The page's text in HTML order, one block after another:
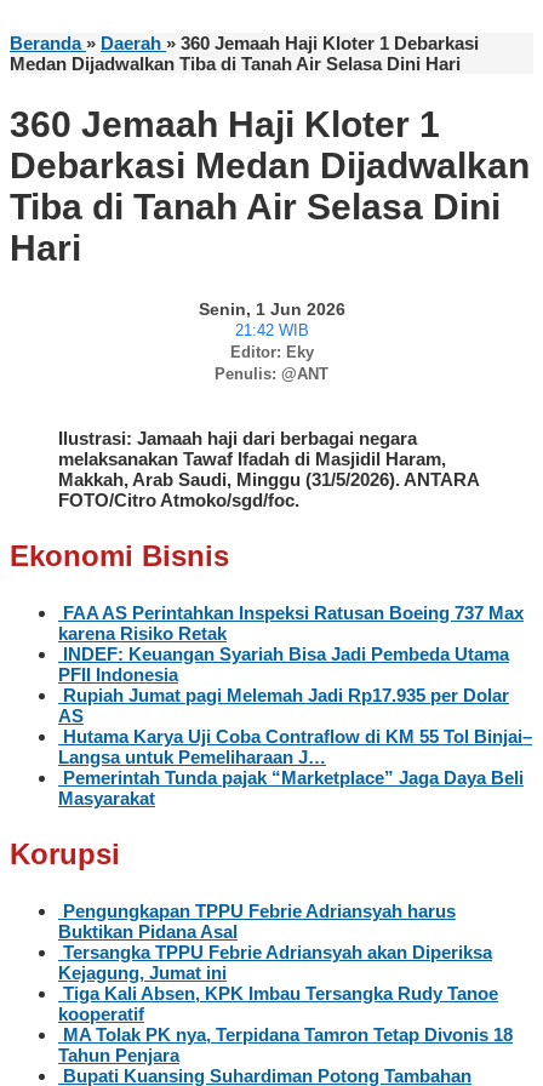
Beranda » Daerah » 360 Jemaah Haji Kloter 1 Debarkasi
Medan Dijadwalkan Tiba di Tanah Air Selasa Dini Hari
360 Jemaah Haji Kloter 1
Debarkasi Medan Dijadwalkan
Tiba di Tanah Air Selasa Dini
Hari
Senin, 1 Jun 2026
21:42 WIB
Editor: Eky
Penulis: @ANT
Ilustrasi: Jamaah haji dari berbagai negara
melaksanakan Tawaf Ifadah di Masjidil Haram,
Makkah, Arab Saudi, Minggu (31/5/2026). ANTARA
FOTO/Citro Atmoko/sgd/foc.
Ekonomi Bisnis
FAA AS Perintahkan Inspeksi Ratusan Boeing 737 Max
karena Risiko Retak
INDEF: Keuangan Syariah Bisa Jadi Pembeda Utama
PFII Indonesia
Rupiah Jumat pagi Melemah Jadi Rp17.935 per Dolar
AS
Hutama Karya Uji Coba Contraflow di KM 55 Tol Binjai–
Langsa untuk Pemeliharaan J…
Pemerintah Tunda pajak “Marketplace” Jaga Daya Beli
Masyarakat
Korupsi
Pengungkapan TPPU Febrie Adriansyah harus
Buktikan Pidana Asal
Tersangka TPPU Febrie Adriansyah akan Diperiksa
Kejagung, Jumat ini
Tiga Kali Absen, KPK Imbau Tersangka Rudy Tanoe
kooperatif
MA Tolak PK nya, Terpidana Tamron Tetap Divonis 18
Tahun Penjara
Bupati Kuansing Suhardiman Potong Tambahan